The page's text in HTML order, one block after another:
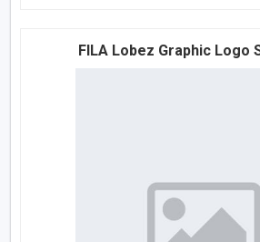
FILA Lobez Graphic Logo